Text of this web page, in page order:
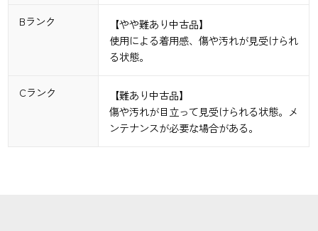
Bランク
【やや難あり中古品】
使用による着用感、傷や汚れが見受けられ
る状態。
Cランク
【難あり中古品】
傷や汚れが目立って見受けられる状態。メ
ンテナンスが必要な場合がある。